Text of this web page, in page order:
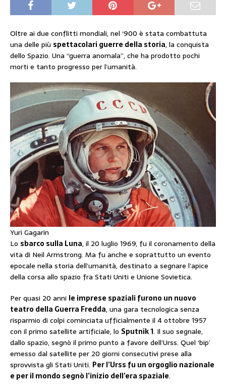
Oltre ai due conflitti mondiali, nel ‘900 è stata combattuta
una delle più spettacolari guerre della storia, la conquista
dello Spazio. Una “guerra anomala”, che ha prodotto pochi
morti e tanto progresso per l’umanità.
Yuri Gagarin
Lo sbarco sulla Luna, il 20 luglio 1969, fu il coronamento della
vita di Neil Armstrong. Ma fu anche e soprattutto un evento
epocale nella storia dell’umanità, destinato a segnare l’apice
della corsa allo spazio fra Stati Uniti e Unione Sovietica.
Per quasi 20 anni le imprese spaziali furono un nuovo
teatro della Guerra Fredda, una gara tecnologica senza
risparmio di colpi cominciata ufficialmente il 4 ottobre 1957
con il primo satellite artificiale, lo Sputnik 1. Il suo segnale,
dallo spazio, segnò il primo punto a favore dell’Urss. Quel ‘bip’
emesso dal satellite per 20 giorni consecutivi prese alla
sprovvista gli Stati Uniti. Per l’Urss fu un orgoglio nazionale
e per il mondo segnò l’inizio dell’era spaziale.